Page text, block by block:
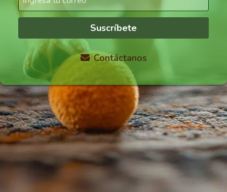
Suscríbete
Contáctanos